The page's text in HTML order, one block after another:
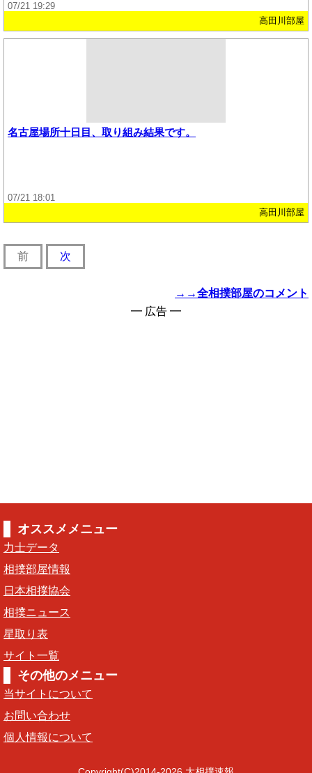
07/21 19:29
高田川部屋
名古屋場所十日目、取り組み結果です。
07/21 18:01
高田川部屋
前 次
→→全相撲部屋のコメント
━ 広告 ━
オススメメニュー
力士データ
相撲部屋情報
日本相撲協会
相撲ニュース
星取り表
サイト一覧
その他のメニュー
当サイトについて
お問い合わせ
個人情報について